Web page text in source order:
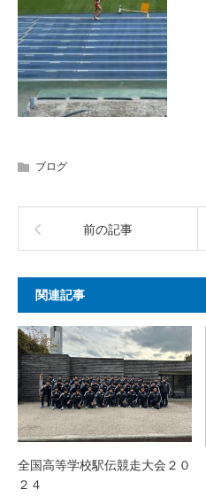
ブログ
前の記事
関連記事
全国高等学校駅伝競走大会２０
２４